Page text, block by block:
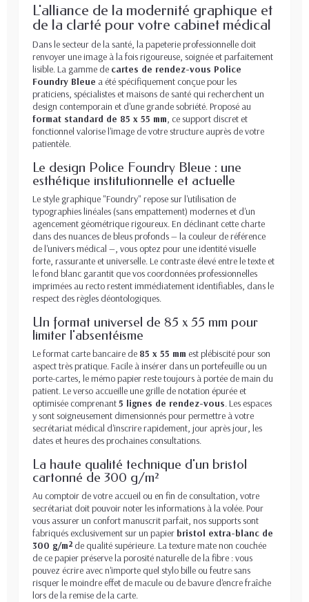
L'alliance de la modernité graphique et
de la clarté pour votre cabinet médical
Dans le secteur de la santé, la papeterie professionnelle doit
renvoyer une image à la fois rigoureuse, soignée et parfaitement
lisible. La gamme de cartes de rendez-vous Police
Foundry Bleue a été spécifiquement conçue pour les
praticiens, spécialistes et maisons de santé qui recherchent un
design contemporain et d'une grande sobriété. Proposé au
format standard de 85 x 55 mm, ce support discret et
fonctionnel valorise l'image de votre structure auprès de votre
patientèle.
Le design Police Foundry Bleue : une
esthétique institutionnelle et actuelle
Le style graphique "Foundry" repose sur l'utilisation de
typographies linéales (sans empattement) modernes et d'un
agencement géométrique rigoureux. En déclinant cette charte
dans des nuances de bleus profonds — la couleur de référence
de l'univers médical —, vous optez pour une identité visuelle
forte, rassurante et universelle. Le contraste élevé entre le texte et
le fond blanc garantit que vos coordonnées professionnelles
imprimées au recto restent immédiatement identifiables, dans le
respect des règles déontologiques.
Un format universel de 85 x 55 mm pour
limiter l'absentéisme
Le format carte bancaire de 85 x 55 mm est plébiscité pour son
aspect très pratique. Facile à insérer dans un portefeuille ou un
porte-cartes, le mémo papier reste toujours à portée de main du
patient. Le verso accueille une grille de notation épurée et
optimisée comprenant5 lignes de rendez-vous. Les espaces
y sont soigneusement dimensionnés pour permettre à votre
secrétariat médical d'inscrire rapidement, jour après jour, les
dates et heures des prochaines consultations.
La haute qualité technique d'un bristol
cartonné de 300 g/m²
Au comptoir de votre accueil ou en fin de consultation, votre
secrétariat doit pouvoir noter les informations à la volée. Pour
vous assurer un confort manuscrit parfait, nos supports sont
fabriqués exclusivement sur un papier bristol extra-blanc de
300 g/m² de qualité supérieure. La texture mate non couchée
de ce papier préserve la porosité naturelle de la fibre : vous
pouvez écrire avec n'importe quel stylo bille ou feutre sans
risquer le moindre effet de macule ou de bavure d'encre fraîche
lors de la remise de la carte.